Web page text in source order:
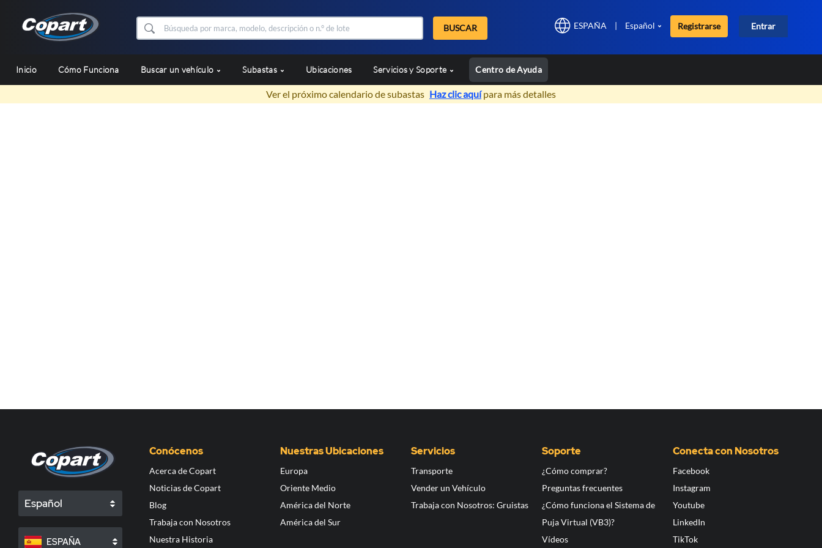
BUSCAR ESPAÑA | Español Registrarse Entrar
Inicio Cómo Funciona Buscar un vehículo Subastas Ubicaciones Servicios y Soporte Centro de Ayuda
Ver el próximo calendario de subastas Haz clic aquípara más detalles
Español
ESPAÑA
Conócenos
Acerca de Copart
Noticias de Copart
Blog
Trabaja con Nosotros
Nuestra Historia
Nuestras Ubicaciones
Europa
Oriente Medio
América del Norte
América del Sur
Servicios
Transporte
Vender un Vehículo
Trabaja con Nosotros: Gruistas
Soporte
¿Cómo comprar?
Preguntas frecuentes
¿Cómo funciona el Sistema de
Puja Virtual (VB3)?
Vídeos
Conecta con Nosotros
Facebook
Instagram
Youtube
LinkedIn
TikTok